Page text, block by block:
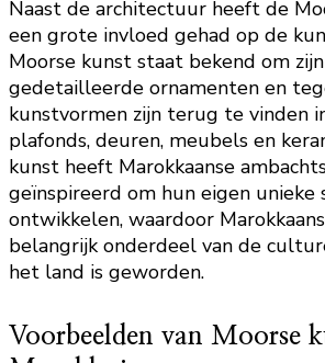
Naast de architectuur heeft de
een grote invloed gehad op de
Moorse kunst staat bekend om
gedetailleerde ornamenten en
kunstvormen zijn terug te vinden
plafonds, deuren, meubels en
kunst heeft Marokkaanse
geïnspireerd om hun eigen
ontwikkelen, waardoor
belangrijk onderdeel van de
het land is geworden.
Voorbeelden van Moorse